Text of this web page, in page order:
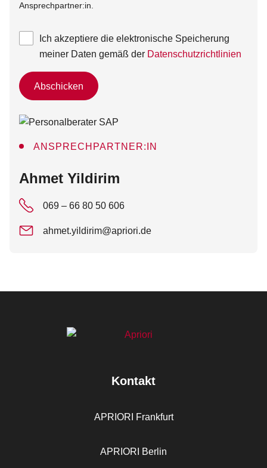
Ansprechpartner:in.
Ich akzeptiere die elektronische Speicherung
meiner Daten gemäß der Datenschutzrichtlinien
Abschicken
ANSPRECHPARTNER:IN
:
Ahmet Yildirim
069 – 66 80 50 606
ahmet.yildirim@apriori.de
Kontakt
APRIORI Frankfurt
APRIORI Berlin